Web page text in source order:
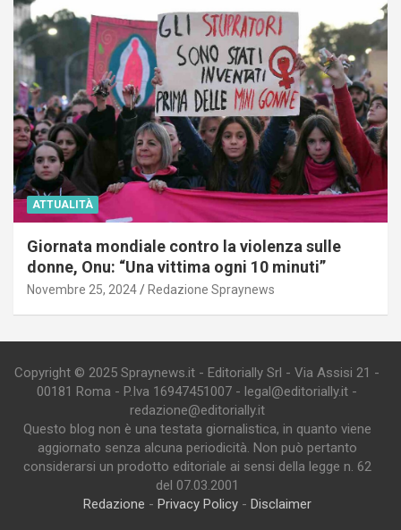
ATTUALITÀ
Giornata mondiale contro la violenza sulle
donne, Onu: “Una vittima ogni 10 minuti”
Novembre 25, 2024 Redazione Spraynews
Copyright © 2025 Spraynews.it - Editorially Srl - Via Assisi 21 -
00181 Roma - P.Iva 16947451007 - legal@editorially.it -
redazione@editorially.it
Questo blog non è una testata giornalistica, in quanto viene
aggiornato senza alcuna periodicità. Non può pertanto
considerarsi un prodotto editoriale ai sensi della legge n. 62
del 07.03.2001
Redazione - Privacy Policy- Disclaimer